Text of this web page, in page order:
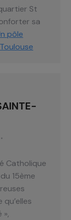
St
sa
pôle
Catholique
15ème
»,